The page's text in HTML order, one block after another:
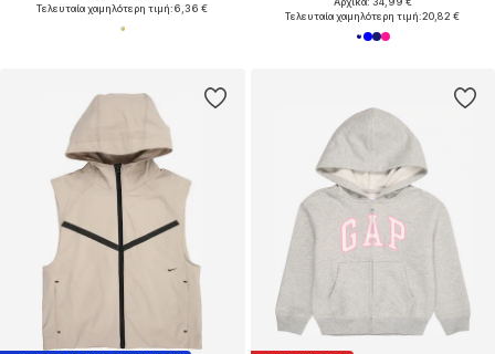
Τελευταία χαμηλότερη τιμή:6,36 €
Τελευταία χαμηλότερη τιμή:20,82 €